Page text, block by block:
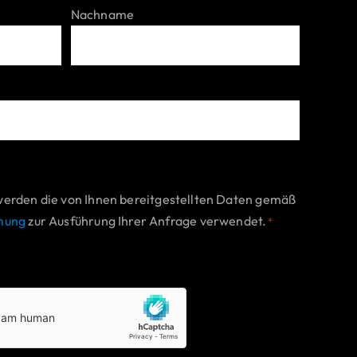
Nachname
die von Ihnen bereitgestellten Daten gemäß
zur Ausführung Ihrer Anfrage verwendet. *